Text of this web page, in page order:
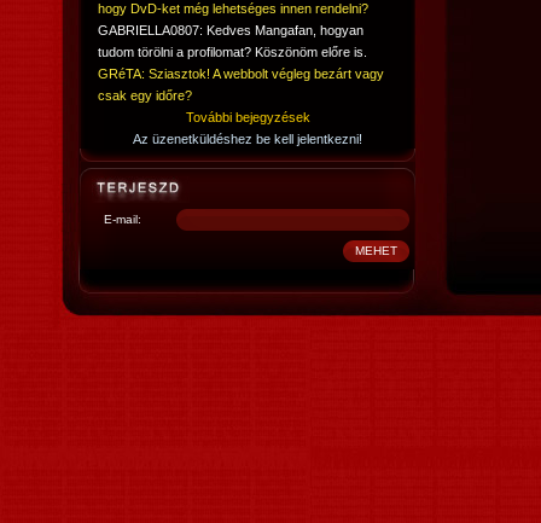
hogy DvD-ket még lehetséges innen rendelni?
GABRIELLA0807: Kedves Mangafan, hogyan
tudom törölni a profilomat? Köszönöm előre is.
GRéTA: Sziasztok! A webbolt végleg bezárt vagy
csak egy időre?
További bejegyzések
Az üzenetküldéshez be kell jelentkezni!
E-mail: